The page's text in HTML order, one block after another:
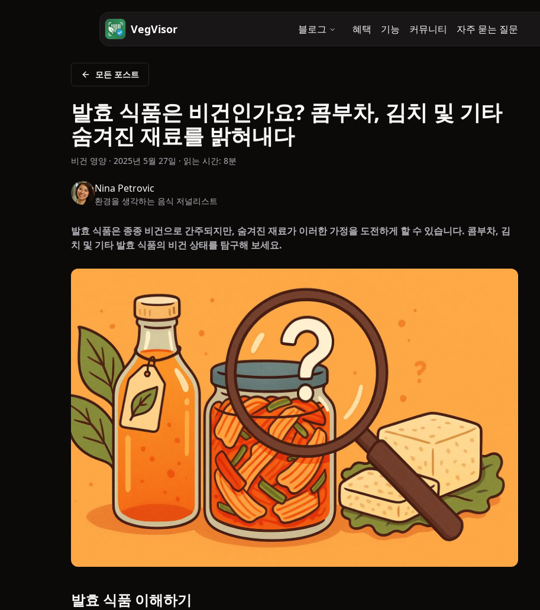
VegVisor 블로그 혜택 기능 커뮤니티 자주 묻는 질문
모든 포스트
발효 식품은 비건인가요? 콤부차, 김치 및 기타
숨겨진 재료를 밝혀내다
비건 영양 · 2025년 5월 27일 · 읽는 시간: 8분
Nina Petrovic
환경을 생각하는 음식 저널리스트
발효 식품은 종종 비건으로 간주되지만, 숨겨진 재료가 이러한 가정을 도전하게 할 수 있습니다. 콤부차, 김
치 및 기타 발효 식품의 비건 상태를 탐구해 보세요.
발효 식품 이해하기